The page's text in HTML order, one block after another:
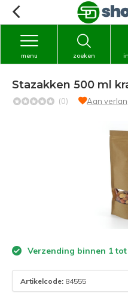
zoeken
menu
Stazakken 500 ml
(0) Aan
Verzending binnen 1
Artikelcode: 84555